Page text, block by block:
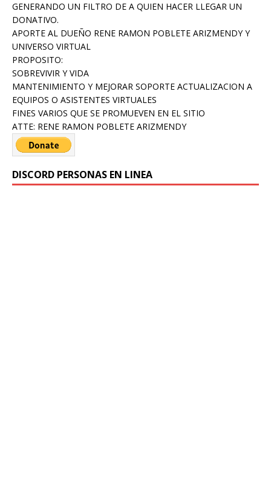
GENERANDO UN FILTRO DE A QUIEN HACER LLEGAR UN
DONATIVO.
APORTE AL DUEÑO RENE RAMON POBLETE ARIZMENDY Y
UNIVERSO VIRTUAL
PROPOSITO:
SOBREVIVIR Y VIDA
MANTENIMIENTO Y MEJORAR SOPORTE ACTUALIZACION A
EQUIPOS O ASISTENTES VIRTUALES
FINES VARIOS QUE SE PROMUEVEN EN EL SITIO
ATTE: RENE RAMON POBLETE ARIZMENDY
DISCORD PERSONAS EN LINEA